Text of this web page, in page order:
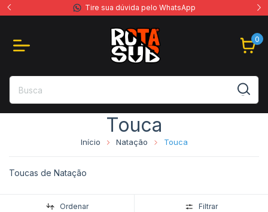
Tire sua dúvida pelo WhatsApp
0
Touca
Início Natação Touca
Toucas de Natação
Ordenar Filtrar